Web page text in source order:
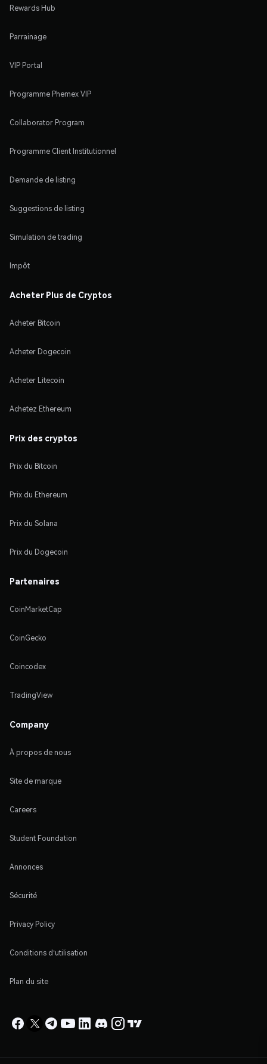
Rewards Hub
Parrainage
VIP Portal
Programme Phemex VIP
Collaborator Program
Programme Client Institutionnel
Demande de listing
Suggestions de listing
Simulation de trading
Impôt
Acheter Plus de Cryptos
Acheter Bitcoin
Acheter Dogecoin
Acheter Litecoin
Achetez Ethereum
Prix des cryptos
Prix du Bitcoin
Prix du Ethereum
Prix du Solana
Prix du Dogecoin
Partenaires
CoinMarketCap
CoinGecko
Coincodex
TradingView
Company
À propos de nous
Site de marque
Careers
Student Foundation
Annonces
Sécurité
Privacy Policy
Conditions d'utilisation
Plan du site